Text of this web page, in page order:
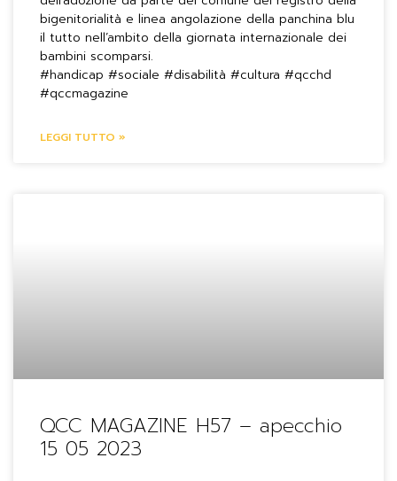
bigenitorialità e linea angolazione della panchina blu
il tutto nell’ambito della giornata internazionale dei
bambini scomparsi.
#handicap #sociale #disabilità #cultura #qcchd
#qccmagazine
LEGGI TUTTO »
QCC MAGAZINE H57 – apecchio
15 05 2023